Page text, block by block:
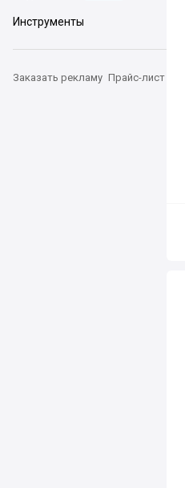
Инструменты
Заказать рекламу Прайс-лист